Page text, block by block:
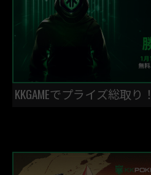
KKGAMEでプライズ総取り！